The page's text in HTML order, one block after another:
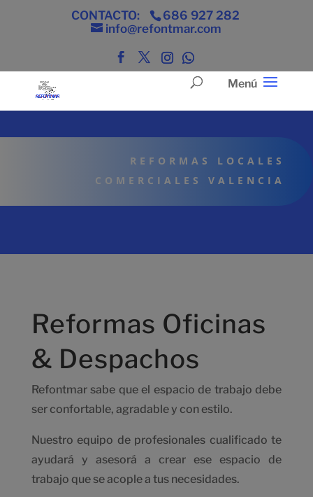
CONTACTO:
686 927 282
info@refontmar.com
REFORMAS LOCALES
COMERCIALES VALENCIA
Reformas Oficinas
& Despachos
Refontmar sabe que el espacio de trabajo debe
ser confortable, agradable y con estilo.
Nuestro equipo de profesionales cualificado te
ayudará y asesorá a crear ese espacio de
trabajo que se acople a tus necesidades.